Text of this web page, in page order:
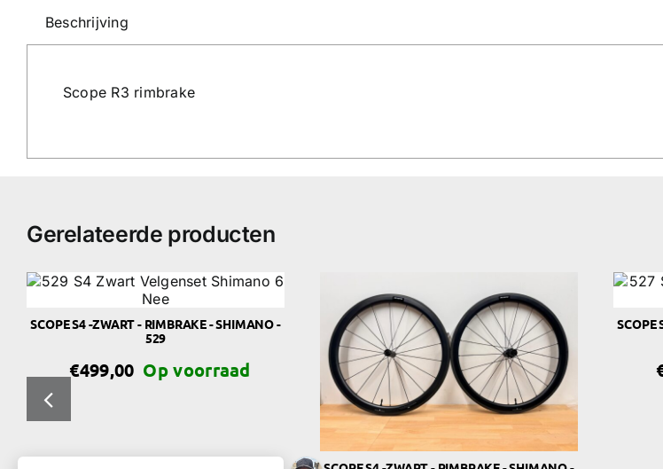
Beschrijving
Scope R3 rimbrake
Gerelateerde producten
SCOPE S4 -ZWART - RIMBRAKE - SHIMANO -
529
€499,00
SCOPE